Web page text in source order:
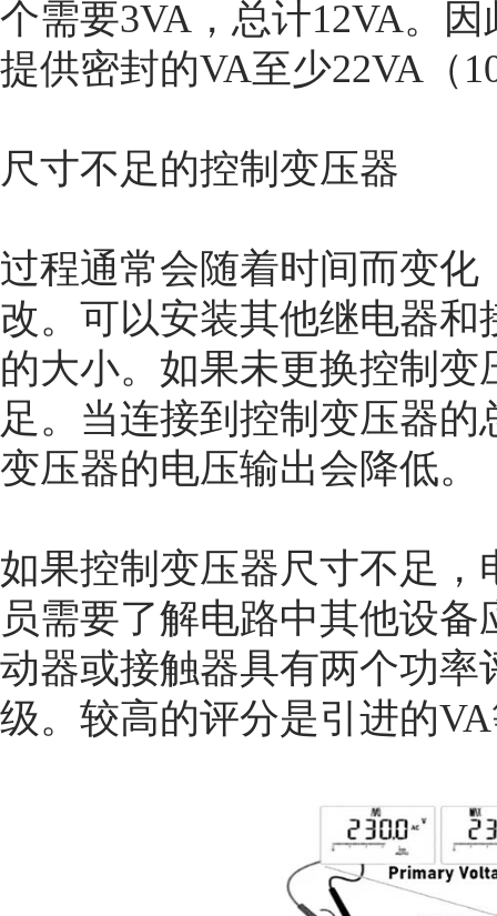
个需要3VA，总计12VA。
提供密封的VA至少22VA（
尺寸不足的控制变压器
过程通常会随着时间而变
改。可以安装其他继电器
的大小。如果未更换控制
足。当连接到控制变压器
变压器的电压输出会降低。
如果控制变压器尺寸不足
员需要了解电路中其他设
动器或接触器具有两个功
级。较高的评分是引进的